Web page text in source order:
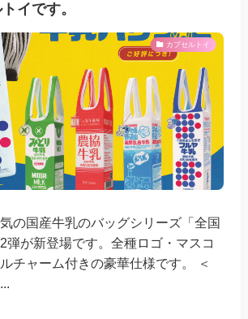
イです。
カプセルトイ
の国産牛乳のバッグシリーズ「全国
弾が新登場です。全種ロゴ・マスコ
チャーム付きの豪華仕様です。 ＜